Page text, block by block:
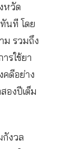
หวัด
นที โดย
ม รวมถึง
รใช้ยา
ดีอย่าง
องปีเต็ม
กังวล